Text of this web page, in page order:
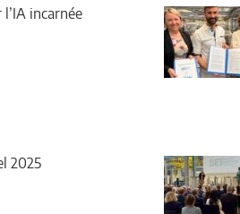
l’IA incarnée
2025